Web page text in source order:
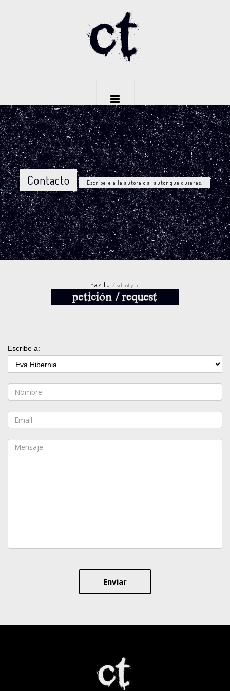
Contacto Escríbele a la autora o al autor que quieras.
haz tu/ submit your
Escribe a:
Enviar